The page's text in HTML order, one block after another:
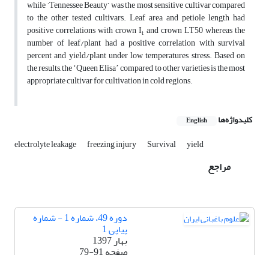
while ‘Tennessee Beauty’ was the most sensitive cultivar compared
to the other tested cultivars. Leaf area and petiole length had
positive correlations with crown It and crown LT50 whereas the
number of leaf/plant had a positive correlation with survival
percent and yield/plant under low temperatures stress. Based on
the results, the ʻQueen Elisaʼ compared to other varieties is the most
appropriate cultivar for cultivation in cold regions.
کلیدواژه‌ها English
electrolyte leakage freezing injury Survival yield
مراجع
دوره 49، شماره 1 - شماره
پیاپی 1
بهار 1397